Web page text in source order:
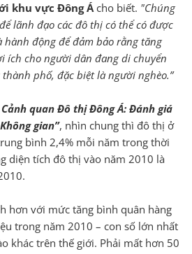
khu vực Đông Ácho biết. "Chúng
lãnh đạo các đô thị có thể có được
động để đảm bảo rằng tăng
ích cho người dân đang di chuyển
phố, đặc biệt là người nghèo.”
quan Đô thị Đông Á: Đánh giá
gian”, nhìn chung thì đô thị ở
bình 2,4% mỗi năm trong thời
diện tích đô thị vào năm 2010 là
hơn với mức tăng bình quân hàng
trong năm 2010 – con số lớn nhất
khác trên thế giới. Phải mất hơn 50